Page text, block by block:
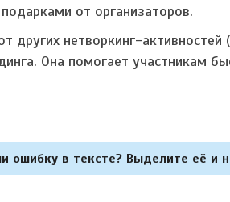
от организаторов.
других нетворкинг-
Она помогает участникам
ошибку в тексте? Выделите её и